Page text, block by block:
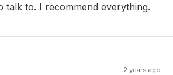
talk to. I recommend everything.
2 years ago